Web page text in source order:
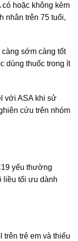
hoặc không kèm
nhân trên 75 tuổi,
sớm càng tốt
dùng thuốc trong ít
với ASA khi sử
cứu trên nhóm
yếu thường
liều tối ưu dành
trẻ em và thiếu